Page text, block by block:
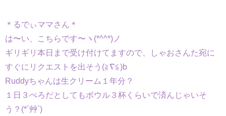
＊るでぃママさん＊
は〜い、こちらです〜ヽ(*^^*)ノ
ギリギリ本日まで受け付けてますので、しゃおさんた宛に
すぐにリクエストを出そう(≧∇≦)b
Ruddyちゃんは生クリーム１年分？
１日３ぺろだとしてもボウル３杯くらいで済んじゃいそ
う？(*´艸`)